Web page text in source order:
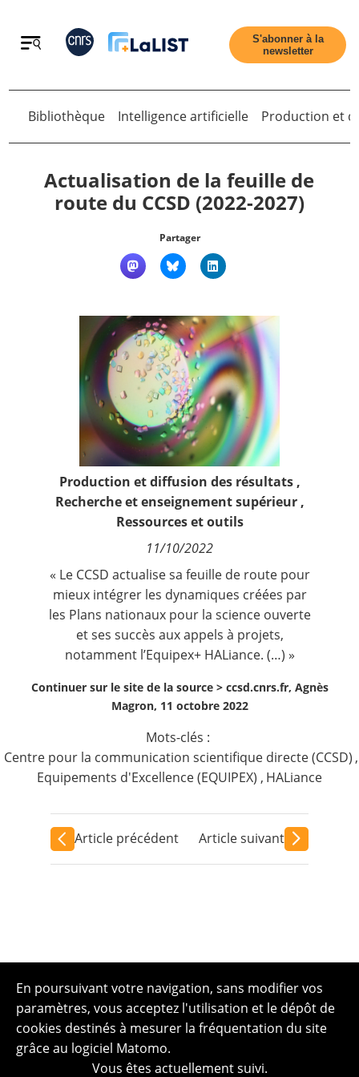
Retour
Qui sommes nous ?
Nous suivre
S'abonner à la
newsletter
Retour
Bibliothèque Intelligence artificielle Production et
Actualisation de la feuille de
route du CCSD (2022-2027)
Partager
Production et diffusion des résultats,
Recherche et enseignement supérieur,
Ressources et outils
11/10/2022
« Le CCSD actualise sa feuille de route pour
mieux intégrer les dynamiques créées par
les Plans nationaux pour la science ouverte
et ses succès aux appels à projets,
notamment l’Equipex+ HALiance. (…) »
Continuer sur le site de la source > ccsd.cnrs.fr, Agnès
Magron, 11 octobre 2022
Mots-clés :
Centre pour la communication scientifique directe (CCSD) ,
Equipements d'Excellence (EQUIPEX) , HALiance
Article précédent Article suivant
En poursuivant votre navigation, sans modifier vos
paramètres, vous acceptez l'utilisation et le dépôt de
cookies destinés à mesurer la fréquentation du site
grâce au logiciel Matomo.
Vous êtes actuellement suivi.